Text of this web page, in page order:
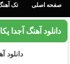
صفحه اصلی تک
دانلود آهنگ آجدا
دانلود